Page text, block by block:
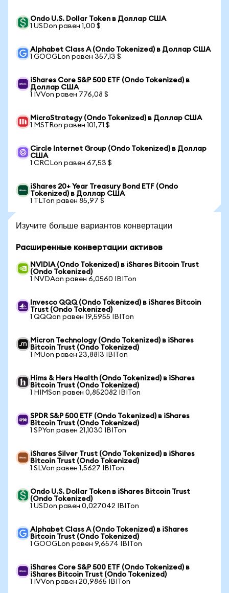
Ondo U.S. Dollar Token в Доллар США
1 USDon равен 1,00 $
Alphabet Class A (Ondo Tokenized) в Доллар США
1 GOOGLon равен 357,13 $
iShares Core S&P 500 ETF (Ondo Tokenized) в
Доллар США
1 IVVon равен 776,08 $
MicroStrategy (Ondo Tokenized) в Доллар США
1 MSTRon равен 101,71 $
Circle Internet Group (Ondo Tokenized) в Доллар
США
1 CRCLon равен 67,53 $
iShares 20+ Year Treasury Bond ETF (Ondo
Tokenized) в Доллар США
1 TLTon равен 85,97 $
Изучите больше вариантов конвертации
Расширенные конвертации активов
NVIDIA (Ondo Tokenized) в iShares Bitcoin Trust
(Ondo Tokenized)
1 NVDAon равен 6,0560 IBITon
Invesco QQQ (Ondo Tokenized) в iShares Bitcoin
Trust (Ondo Tokenized)
1 QQQon равен 19,5955 IBITon
Micron Technology (Ondo Tokenized) в iShares
Bitcoin Trust (Ondo Tokenized)
1 MUon равен 23,8813 IBITon
Hims & Hers Health (Ondo Tokenized) в iShares
Bitcoin Trust (Ondo Tokenized)
1 HIMSon равен 0,852082 IBITon
SPDR S&P 500 ETF (Ondo Tokenized) в iShares
Bitcoin Trust (Ondo Tokenized)
1 SPYon равен 21,1030 IBITon
iShares Silver Trust (Ondo Tokenized) в iShares
Bitcoin Trust (Ondo Tokenized)
1 SLVon равен 1,5627 IBITon
Ondo U.S. Dollar Token в iShares Bitcoin Trust
(Ondo Tokenized)
1 USDon равен 0,027042 IBITon
Alphabet Class A (Ondo Tokenized) в iShares
Bitcoin Trust (Ondo Tokenized)
1 GOOGLon равен 9,6574 IBITon
iShares Core S&P 500 ETF (Ondo Tokenized) в
iShares Bitcoin Trust (Ondo Tokenized)
1 IVVon равен 20,9865 IBITon